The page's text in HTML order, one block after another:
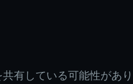
有している可能性があ